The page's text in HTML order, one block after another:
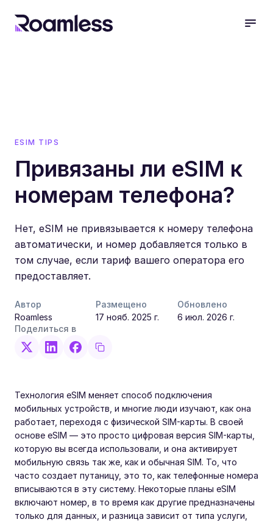
ESIM TIPS
Привязаны ли eSIM к
номерам телефона?
Нет, eSIM не привязывается к номеру телефона
автоматически, и номер добавляется только в
том случае, если тариф вашего оператора его
предоставляет.
Автор
Roamless
Размещено
17 нояб. 2025 г.
Обновлено
6 июл. 2026 г.
Поделиться в
Технология eSIM меняет способ подключения
мобильных устройств, и многие люди изучают, как она
работает, переходя с физической SIM-карты. В своей
основе eSIM — это просто цифровая версия SIM-карты,
которую вы всегда использовали, и она активирует
мобильную связь так же, как и обычная SIM. То, что
часто создает путаницу, это то, как телефонные номера
вписываются в эту систему. Некоторые планы eSIM
включают номер, в то время как другие предназначены
только для данных, и разница зависит от типа услуги,